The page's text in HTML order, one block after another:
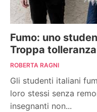
Fumo: uno
Troppa
ROBERTA RAGNI
Gli studenti italiani
loro stessi senza
insegnanti non...